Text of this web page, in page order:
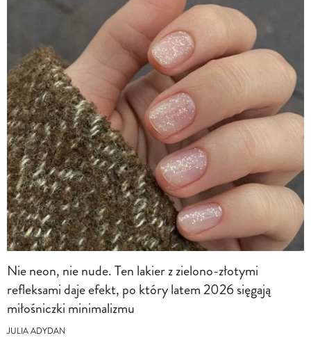
Nie neon, nie nude. Ten lakier z zielono-złotymi
refleksami daje efekt, po który latem 2026 sięgają
miłośniczki minimalizmu
JULIA ADYDAN